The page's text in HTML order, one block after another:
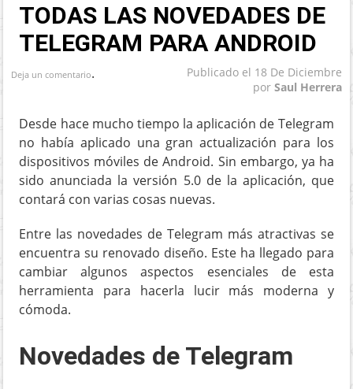
TODAS LAS NOVEDADES DE
TELEGRAM PARA ANDROID
Publicado el 18 De Diciembre
por Saul Herrera
Deja un comentario.
Desde hace mucho tiempo la aplicación de Telegram
no había aplicado una gran actualización para los
dispositivos móviles de Android. Sin embargo, ya ha
sido anunciada la versión 5.0 de la aplicación, que
contará con varias cosas nuevas.
Entre las novedades de Telegram más atractivas se
encuentra su renovado diseño. Este ha llegado para
cambiar algunos aspectos esenciales de esta
herramienta para hacerla lucir más moderna y
cómoda.
Novedades de Telegram